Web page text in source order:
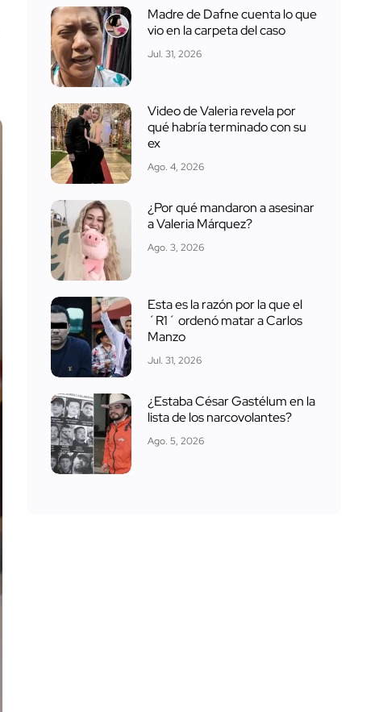
Madre de Dafne cuenta lo que
vio en la carpeta del caso
Jul. 31, 2026
Video de Valeria revela por
qué habría terminado con su
ex
Ago. 4, 2026
¿Por qué mandaron a asesinar
a Valeria Márquez?
Ago. 3, 2026
Esta es la razón por la que el
´R1´ ordenó matar a Carlos
Manzo
Jul. 31, 2026
¿Estaba César Gastélum en la
lista de los narcovolantes?
Ago. 5, 2026